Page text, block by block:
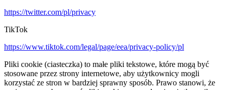
https://twitter.com/pl/privacy
TikTok
https://www.tiktok.com/legal/page/eea/privacy-policy/pl
Pliki cookie (ciasteczka) to małe pliki tekstowe, które mogą być
stosowane przez strony internetowe, aby użytkownicy mogli
korzystać ze stron w bardziej sprawny sposób. Prawo stanowi, że